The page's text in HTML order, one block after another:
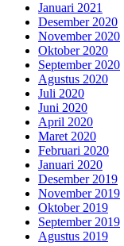
Januari 2021
Desember 2020
November 2020
Oktober 2020
September 2020
Agustus 2020
Juli 2020
Juni 2020
April 2020
Maret 2020
Februari 2020
Januari 2020
Desember 2019
November 2019
Oktober 2019
September 2019
Agustus 2019